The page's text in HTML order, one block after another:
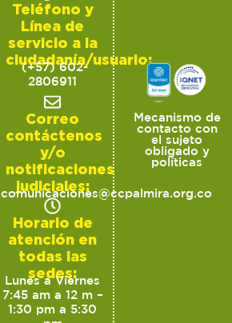
Teléfono y
Línea de
servicio a la
ciudadanía/usuario:
(+57) 602-
2806911
Correo
contáctenos
y/o
notificaciones
judiciales:
comunicaciones@ccpalmira.org.co
Horario de
atención en
todas las
sedes:
Lunes a Viernes
7:45 am a 12 m –
1:30 pm a 5:30
Mecanismo de
contacto con
el sujeto
obligado y
políticas